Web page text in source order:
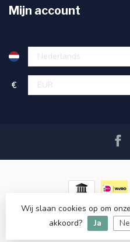
Mijn account
€
© Copyright 2026 RC
Lightspeed
Wij slaan cookies op om
akkoord?
Ja